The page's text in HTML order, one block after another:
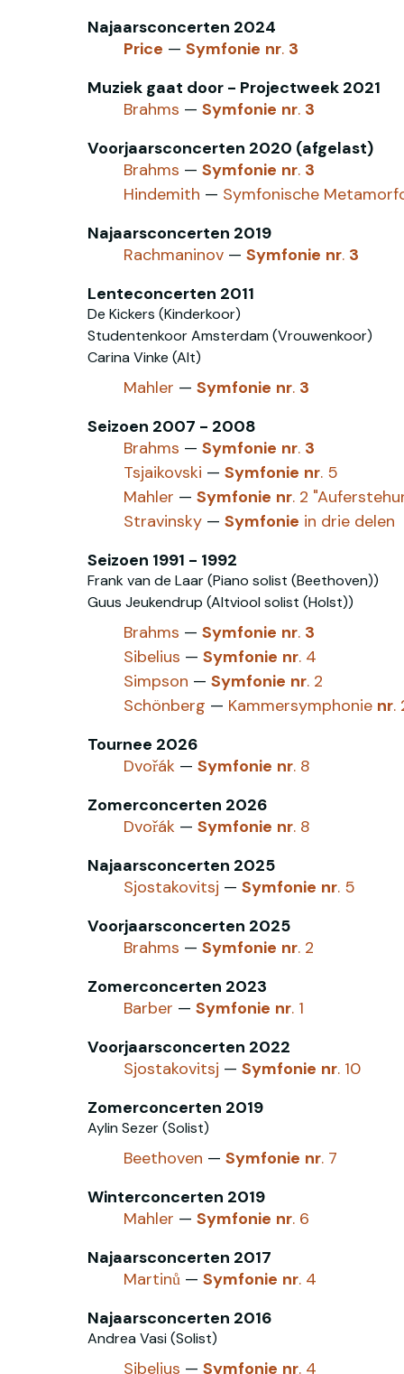
Najaarsconcerten 2024
Price — Symfonie nr. 3
Muziek gaat door - Projectweek 2021
Brahms — Symfonie nr. 3
Voorjaarsconcerten 2020 (afgelast)
Brahms — Symfonie nr. 3
Hindemith — Symfonische
Najaarsconcerten 2019
Rachmaninov — Symfonie nr. 3
Lenteconcerten 2011
De Kickers (Kinderkoor)
Studentenkoor Amsterdam (Vrouwenkoor)
Carina Vinke (Alt)
Mahler — Symfonie nr. 3
Seizoen 2007 - 2008
Brahms — Symfonie nr. 3
Tsjaikovski‎ — Symfonie nr. 5
Mahler — Symfonie nr. 2
Stravinsky — Symfonie in drie delen
Seizoen 1991 - 1992
Frank van de Laar (Piano solist (Beethoven))
Guus Jeukendrup (Altviool solist (Holst))
Brahms — Symfonie nr. 3
Sibelius — Symfonie nr. 4
Simpson — Symfonie nr. 2
Schönberg — Kammersymphonie nr.
Tournee 2026
Dvořák — Symfonie nr. 8
Zomerconcerten 2026
Dvořák — Symfonie nr. 8
Najaarsconcerten 2025
Sjostakovitsj — Symfonie nr. 5
Voorjaarsconcerten 2025
Brahms — Symfonie nr. 2
Zomerconcerten 2023
Barber — Symfonie nr. 1
Voorjaarsconcerten 2022
Sjostakovitsj — Symfonie nr. 10
Zomerconcerten 2019
Aylin Sezer (Solist)
Beethoven — Symfonie nr. 7
Winterconcerten 2019
Mahler — Symfonie nr. 6
Najaarsconcerten 2017
Martinů — Symfonie nr. 4
Najaarsconcerten 2016
Andrea Vasi (Solist)
Sibelius — Symfonie nr. 4